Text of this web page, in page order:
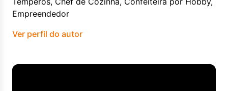
Empreendedor
Ver perfil do autor